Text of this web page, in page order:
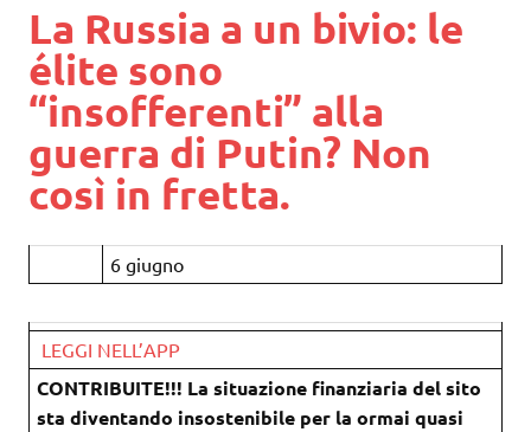
La Russia a un bivio: le
élite sono
“insofferenti” alla
guerra di Putin? Non
così in fretta.
6 giugno
LEGGI NELL’APP
CONTRIBUITE!!! La situazione finanziaria del sito
sta diventando insostenibile per la ormai quasi